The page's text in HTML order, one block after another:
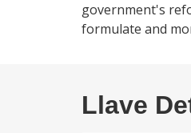
government's
formulate and
Llave